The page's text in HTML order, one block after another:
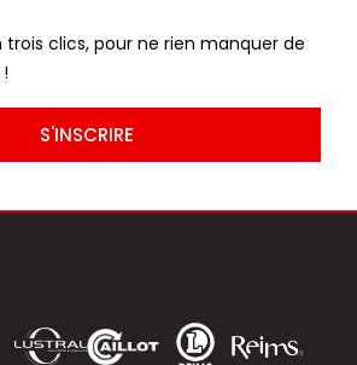
clics, pour ne rien manquer de
S'INSCRIRE